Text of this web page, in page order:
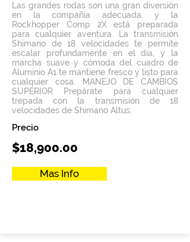
Las grandes rodas son una gran diversión
en la compañía adecuada, y la
Rockhopper Comp 2X está preparada
para cualquier aventura. La transmisión
Shimano de 18 velocidades te permite
escalar profundamente en el día, y la
marcha suave y cómoda del cuadro de
Aluminio A1 te mantiene fresco y listo para
cualquier cosa. MANEJO DE CAMBIOS
SUPERIOR Prepárate para cualquier
trepada con la transmisión de 18
velocidades de Shimano Altus.
Precio
$18,900.00
Mas Info